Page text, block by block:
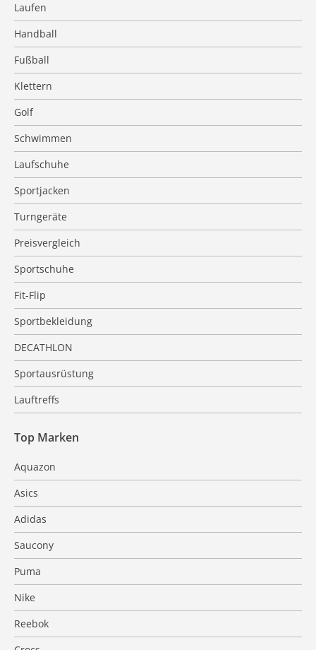
Laufen
Handball
Fußball
Klettern
Golf
Schwimmen
Laufschuhe
Sportjacken
Turngeräte
Preisvergleich
Sportschuhe
Fit-Flip
Sportbekleidung
DECATHLON
Sportausrüstung
Lauftreffs
Top Marken
Aquazon
Asics
Adidas
Saucony
Puma
Nike
Reebok